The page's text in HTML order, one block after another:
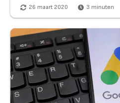
26 maart 2020 3 minuten